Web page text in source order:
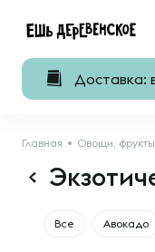
Доставка:
Главная Овощи,
Все Авокадо